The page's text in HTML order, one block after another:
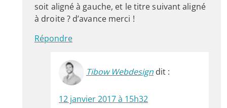
soit aligné à gauche, et le titre suivant aligné
à droite ? d’avance merci !
Répondre
Tibow Webdesign dit :
12 janvier 2017 à 15h32